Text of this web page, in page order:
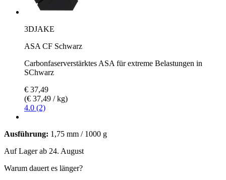
3DJAKE
ASA CF Schwarz
Carbonfaserverstärktes ASA für extreme Belastungen in
SChwarz
€ 37,49
(€ 37,49 / kg)
4.0 (2)
Ausführung: 1,75 mm / 1000 g
Auf Lager ab 24. August
Warum dauert es länger?